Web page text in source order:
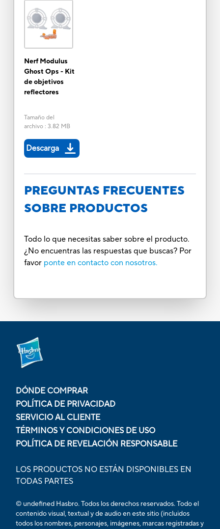
Nerf Modulus
Ghost Ops - Kit
de objetivos
reflectores
Tamaño del
archivo: 3.82 MB
Descarga
PREGUNTAS FRECUENTES
SOBRE PRODUCTOS
Todo lo que necesitas saber sobre el producto.
¿No encuentras las respuestas que buscas? Por
favor ponte en contacto con nosotros.
DÓNDE COMPRAR
POLÍTICA DE PRIVACIDAD
SERVICIO AL CLIENTE
TÉRMINOS Y CONDICIONES DE USO
POLÍTICA DE REVELACIÓN RESPONSABLE
LOS PRODUCTOS NO ESTÁN DISPONIBLES EN
TODAS PARTES
© undefined Hasbro. Todos los derechos reservados. Todo el
contenido visual, textual y de audio en este sitio (incluidos
todos los nombres, personajes, imágenes, marcas registradas y